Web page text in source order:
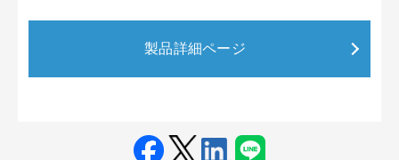
製品詳細ページ